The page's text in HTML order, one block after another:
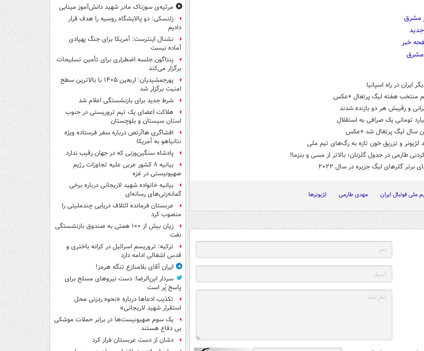
ایران در راه اسپانیا
منتخب هفته لیگ پرتغال +عکس
و رقیبش هر دو بازنده شدند
سال لیگ پرتغال شد +عکس
لژیونر و تزریق خون تازه به رگ‌های تیم ملی
طارمی در جدول گلزنان؛ بالاتر از مسی و بنزما!
برتر گلرهای لیگ جزیره در سال ۲۰۲۲
ملی فوتبال ایران مهدی طارمی لژیونرها
مرثیه‌ی سوزناک مادر شهید دانش‌آموز مینابی
زلنسکی: دو پالایشگاه روسیه را هدف قرار
دادیم
نشنال اینترست: آمریکا برای جنگ پهپادی
آماده نیست
پنتاگون جلسه اضطراری برای تأمین تسلیحات
برگزار می‌کند
پورجمشیدیان: اربعین ۱۴۰۵ با بالاترین سطح
امنیت برگزار شد
شرط جدید برای بازنشستگی اعلام شد
هلاکت اعضای یک تیم تروریستی در جنوب
استان سیستان و بلوچستان
افشاگری هاآرتص درباره سفر فرستاده ویژه
نتانیاهو به آمریکا
پادشاه سنگین‌وزنی که در جهان رقیب ندارد
بیانیه ۸ کشور عربی علیه تجاوزات رژیم
صهیونیستی در غزه
بیانیه خانواده شهید لاریجانی درباره برخی
گمانه‌زنی‌های رسانه‌ای
عربستان فرمانده ائتلاف دریایی چندملیتی را
منصوب کرد
زیان بیش از ۱۰۰ همتی به صندوق‌ بازنشستگی
نفت
ترکیه: تروریسم اسرائیل در کرانه باختری و
قدس اشغالی ادامه دارد
ایران آقای بلامنازع تنگه هرمز!
سردار ابن‌الرضا: دست نیروهای مسلح برای
پاسخ پُر است
تکذیب ادعاها درباره «نحوه ردزنی محل
استقرار شهید لاریجانی»
یک‌ سوم صهیونیست‌ها در برابر حملات موشکی
بی دفاع هستند
دشان از دست عربستان فرار کرد